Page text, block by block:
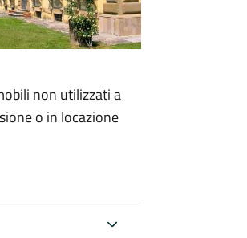
non utilizzati a
o in locazione